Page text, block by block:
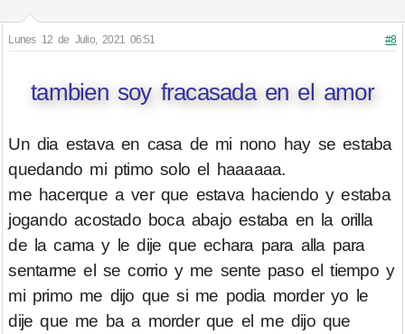
Lunes 12 de Julio, 2021 06:51 #8
tambien soy fracasada en el amor
Un dia estava en casa de mi nono hay se estaba
quedando mi ptimo solo el haaaaaa.
me hacerque a ver que estava haciendo y estaba
jogando acostado boca abajo estaba en la orilla
de la cama y le dije que echara para alla para
sentarme el se corrio y me sente paso el tiempo y
mi primo me dijo que si me podia morder yo le
dije que me ba a morder que el me dijo que